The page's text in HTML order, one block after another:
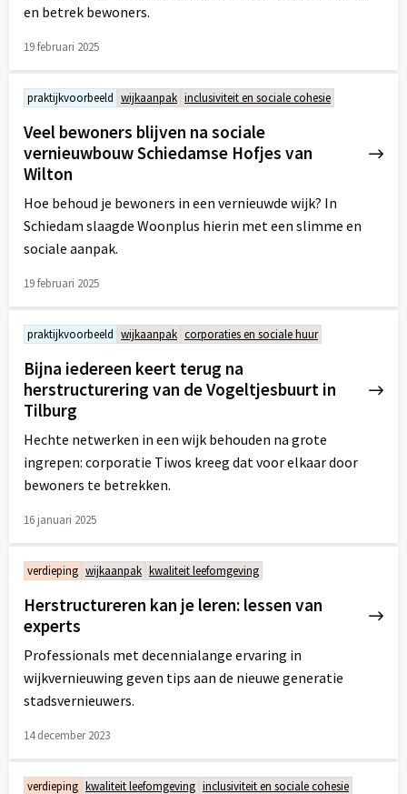
en betrek bewoners.
19 februari 2025
meer
over
praktijkvoorbeeld wijkaanpak inclusiviteit en sociale cohesie
Veel bewoners blijven na sociale
vernieuwbouw Schiedamse Hofjes van
Wilton
Hoe behoud je bewoners in een vernieuwde wijk? In
Schiedam slaagde Woonplus hierin met een slimme en
sociale aanpak.
19 februari 2025
meer
over
praktijkvoorbeeld wijkaanpak corporaties en sociale huur
Bijna iedereen keert terug na
herstructurering van de Vogeltjesbuurt in
Tilburg
Hechte netwerken in een wijk behouden na grote
ingrepen: corporatie Tiwos kreeg dat voor elkaar door
bewoners te betrekken.
16 januari 2025
meer
over
verdieping wijkaanpak kwaliteit leefomgeving
Herstructureren kan je leren: lessen van
experts
Professionals met decennialange ervaring in
wijkvernieuwing geven tips aan de nieuwe generatie
stadsvernieuwers.
14 december 2023
meer
verdieping kwaliteit leefomgeving inclusiviteit en sociale cohesie